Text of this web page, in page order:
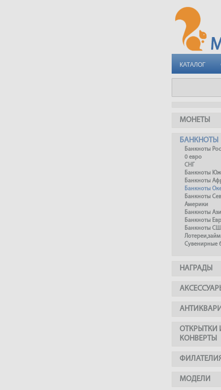
КАТАЛОГ
МОНЕТЫ
БАНКНОТЫ
Банкноты
0 евро
СНГ
Банкноты
Банкноты
Банкноты
Банкноты
Америки
Банкноты
Банкноты
Банкноты
Сувенирные
НАГРАДЫ
ОТКРЫТКИ
КОНВЕРТЫ
МОДЕЛИ